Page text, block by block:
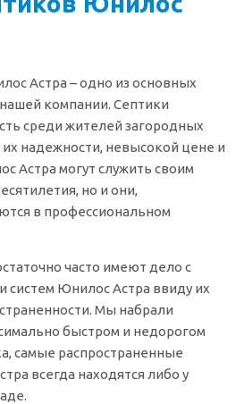
Астра – одно из основных
компании. Септики
среди жителей загородных
надежности, невысокой цене и
Астра могут служить своим
но и они,
в профессиональном
часто имеют дело с
систем Юнилос Астра ввиду их
Мы набрали
быстром и недорогом
самые распространенные
всегда находятся либо у